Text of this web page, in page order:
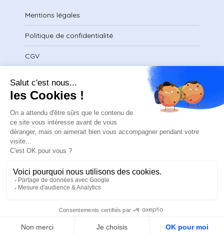
Mentions légales
Politique de confidentialité
CGV
Télécharger le certificat
ASN © 2025 Dessiné et développé par Elias.Studio
FR